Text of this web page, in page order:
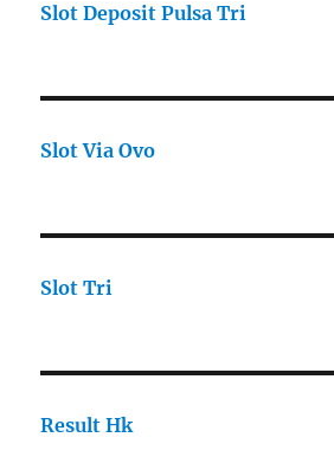
Slot Deposit Pulsa Tri
Slot Via Ovo
Slot Tri
Result Hk